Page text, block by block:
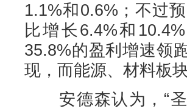
1.1%和0.6%；不过
比增长6.4%和
35.8%的盈利增速领
现，而能源、材料板
安德森认为，“圣